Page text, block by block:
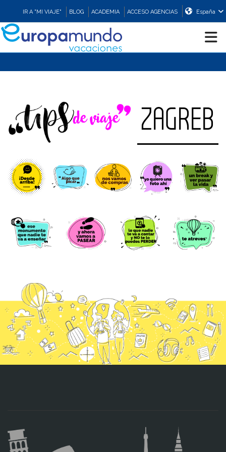
IR A "MI VIAJE" BLOG ACADEMIA ACCESO AGENCIAS España
ASIA
PROMOCIONES
COMPRAR
ZAGREB